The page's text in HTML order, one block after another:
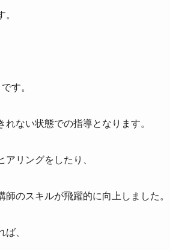
す。
ない状態での指導となります。
リングをしたり、
のスキルが飛躍的に向上しました。
、